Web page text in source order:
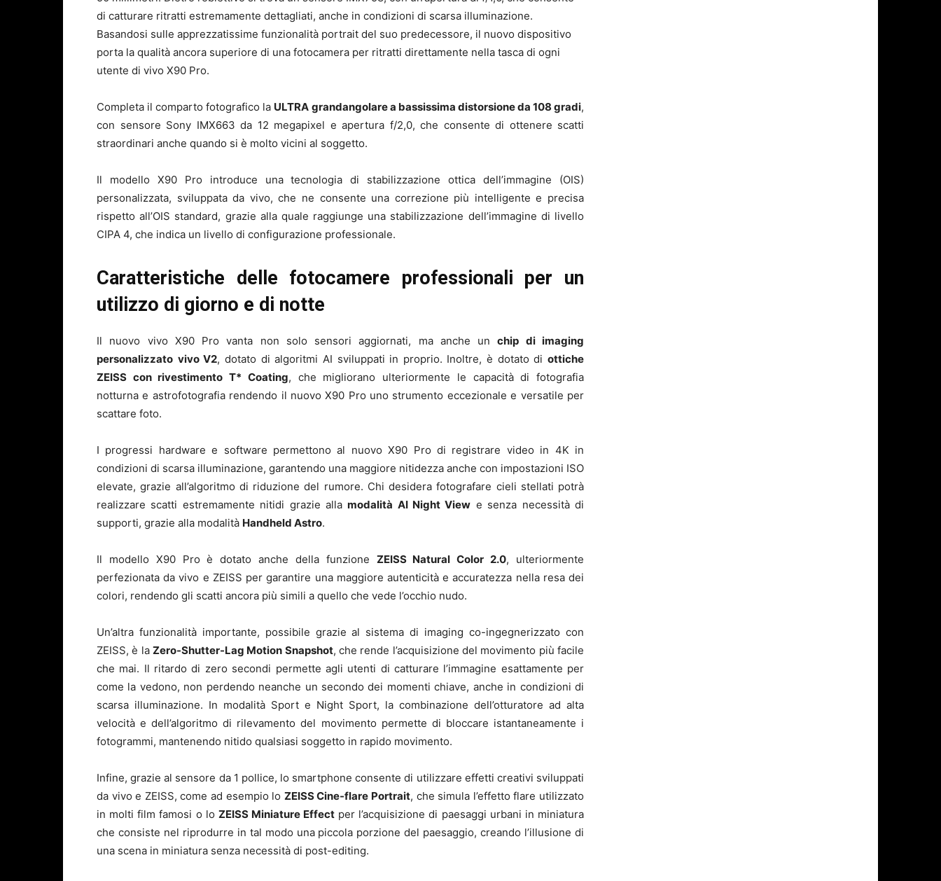
di catturare ritratti estremamente dettagliati, anche in condizioni di scarsa illuminazione.
Basandosi sulle apprezzatissime funzionalità portrait del suo predecessore, il nuovo dispositivo
porta la qualità ancora superiore di una fotocamera per ritratti direttamente nella tasca di ogni
utente di vivo X90 Pro.
Completa il comparto fotografico la ULTRA grandangolare a bassissima distorsione da 108 gradi,
con sensore Sony IMX663 da 12 megapixel e apertura f/2,0, che consente di ottenere scatti
straordinari anche quando si è molto vicini al soggetto.
Il modello X90 Pro introduce una tecnologia di stabilizzazione ottica dell’immagine (OIS)
personalizzata, sviluppata da vivo, che ne consente una correzione più intelligente e precisa
rispetto all’OIS standard, grazie alla quale raggiunge una stabilizzazione dell’immagine di livello
CIPA 4, che indica un livello di configurazione professionale.
Caratteristiche delle fotocamere professionali per un
utilizzo di giorno e di notte
Il nuovo vivo X90 Pro vanta non solo sensori aggiornati, ma anche unchip di imaging
personalizzato vivo V2, dotato di algoritmi AI sviluppati in proprio. Inoltre, è dotato diottiche
ZEISS con rivestimento T* Coating, che migliorano ulteriormente le capacità di fotografia
notturna e astrofotografia rendendo il nuovo X90 Pro uno strumento eccezionale e versatile per
scattare foto.
I progressi hardware e software permettono al nuovo X90 Pro di registrare video in 4K in
condizioni di scarsa illuminazione, garantendo una maggiore nitidezza anche con impostazioni ISO
elevate, grazie all’algoritmo di riduzione del rumore. Chi desidera fotografare cieli stellati potrà
realizzare scatti estremamente nitidi grazie allamodalità AI Night View e senza necessità di
supporti, grazie alla modalità Handheld Astro.
Il modello X90 Pro è dotato anche della funzione ZEISS Natural Color 2.0, ulteriormente
perfezionata da vivo e ZEISS per garantire una maggiore autenticità e accuratezza nella resa dei
colori, rendendo gli scatti ancora più simili a quello che vede l’occhio nudo.
Un’altra funzionalità importante, possibile grazie al sistema di imaging co-ingegnerizzato con
ZEISS, è la Zero-Shutter-Lag Motion Snapshot, che rende l’acquisizione del movimento più facile
che mai. Il ritardo di zero secondi permette agli utenti di catturare l’immagine esattamente per
come la vedono, non perdendo neanche un secondo dei momenti chiave, anche in condizioni di
scarsa illuminazione. In modalità Sport e Night Sport, la combinazione dell’otturatore ad alta
velocità e dell’algoritmo di rilevamento del movimento permette di bloccare istantaneamente i
fotogrammi, mantenendo nitido qualsiasi soggetto in rapido movimento.
Infine, grazie al sensore da 1 pollice, lo smartphone consente di utilizzare effetti creativi sviluppati
da vivo e ZEISS, come ad esempio lo ZEISS Cine-flare Portrait, che simula l’effetto flare utilizzato
in molti film famosi o lo ZEISS Miniature Effect per l’acquisizione di paesaggi urbani in miniatura
che consiste nel riprodurre in tal modo una piccola porzione del paesaggio, creando l’illusione di
una scena in miniatura senza necessità di post-editing.